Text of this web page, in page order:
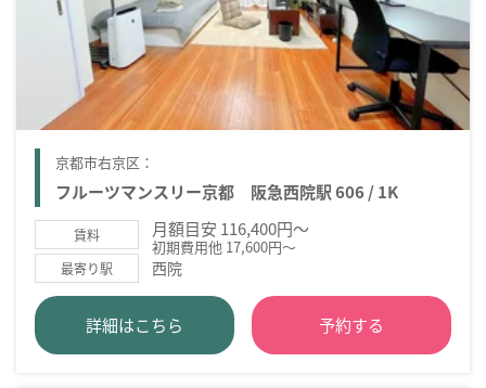
京都市右京区：
フルーツマンスリー京都 阪急西院駅 606 / 1K
賃料 月額目安 116,400円～
初期費用他 17,600円～
最寄り駅 西院
詳細はこちら 予約する